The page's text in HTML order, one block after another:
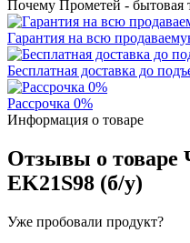
Почему Прометей - бытовая
Гарантия на всю
Бесплатная доставка до
Рассрочка 0%
Информация о товаре
Отзывы о товаре
EK21S98 (б/у)
Уже пробовали продукт?